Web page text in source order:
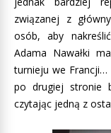
związanej z
osób, aby
Adama Nawałki
turnieju we Francji…
po drugiej stronie
czytając jedną z